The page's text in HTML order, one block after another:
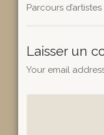
Parcours
Laisser un
Your email